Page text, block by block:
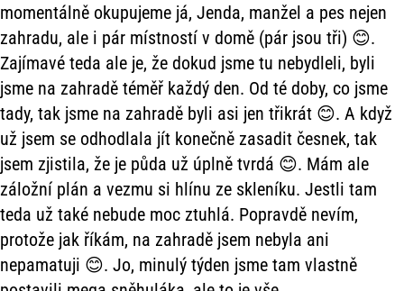
momentálně okupujeme já, Jenda, manžel a pes nejen
zahradu, ale i pár místností v domě (pár jsou tři) 😊.
Zajímavé teda ale je, že dokud jsme tu nebydleli, byli
jsme na zahradě téměř každý den. Od té doby, co jsme
tady, tak jsme na zahradě byli asi jen třikrát 😊. A když
už jsem se odhodlala jít konečně zasadit česnek, tak
jsem zjistila, že je půda už úplně tvrdá 😊. Mám ale
záložní plán a vezmu si hlínu ze skleníku. Jestli tam
teda už také nebude moc ztuhlá. Popravdě nevím,
protože jak říkám, na zahradě jsem nebyla ani
nepamatuji 😊. Jo, minulý týden jsme tam vlastně